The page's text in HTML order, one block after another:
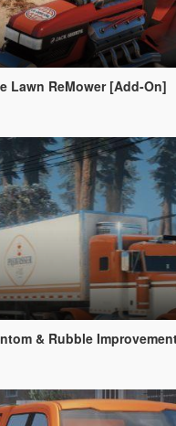
Lawn ReMower [Add-On]
& Rubble Improvements